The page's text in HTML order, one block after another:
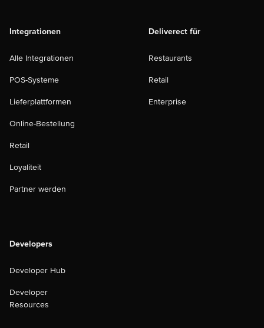
Integrationen
Alle Integrationen
POS-Systeme
Lieferplattformen
Online-Bestellung
Retail
Loyaliteit
Partner werden
Deliverect für
Restaurants
Retail
Enterprise
Developers
Developer Hub
Developer
Resources